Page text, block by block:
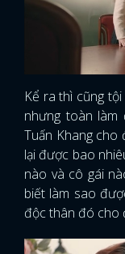
Kể ra thì cũng
nhưng toàn làm
Tuấn Khang cho
lại được bao
nào và cô gái
biết làm sao
độc thân đó cho